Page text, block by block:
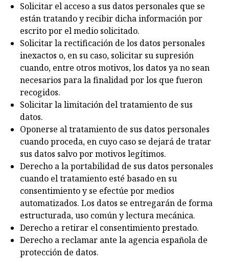
Solicitar el acceso a sus datos personales que se
están tratando y recibir dicha información por
escrito por el medio solicitado.
Solicitar la rectificación de los datos personales
inexactos o, en su caso, solicitar su supresión
cuando, entre otros motivos, los datos ya no sean
necesarios para la finalidad por los que fueron
recogidos.
Solicitar la limitación del tratamiento de sus
datos.
Oponerse al tratamiento de sus datos personales
cuando proceda, en cuyo caso se dejará de tratar
sus datos salvo por motivos legítimos.
Derecho a la portabilidad de sus datos personales
cuando el tratamiento esté basado en su
consentimiento y se efectúe por medios
automatizados. Los datos se entregarán de forma
estructurada, uso común y lectura mecánica.
Derecho a retirar el consentimiento prestado.
Derecho a reclamar ante la agencia española de
protección de datos.